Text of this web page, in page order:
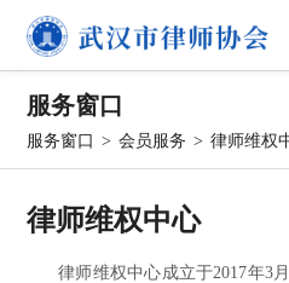
服务窗口
服务窗口 > 会员服务 > 律师维权
律师维权中心
律师维权中心成立于2017年3